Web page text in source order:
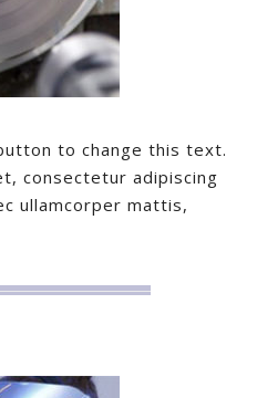
to change this text.
consectetur adipiscing
ullamcorper mattis,